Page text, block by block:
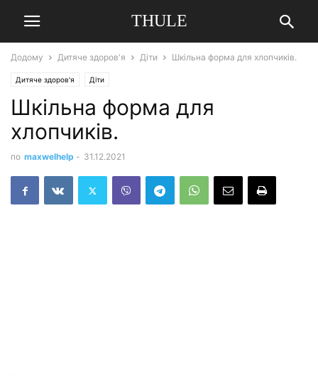
THULE
Додому Дитяче здоров'я Діти Шкільна форма для хлопчиків.
Дитяче здоров'я Діти
Шкільна форма для
хлопчиків.
по maxwelhelp - 31.12.2021